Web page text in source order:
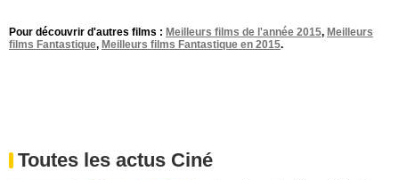
Pour découvrir d'autres films : Meilleurs films de l'année 2015, Meilleurs
films Fantastique, Meilleurs films Fantastique en 2015.
Toutes les actus Ciné